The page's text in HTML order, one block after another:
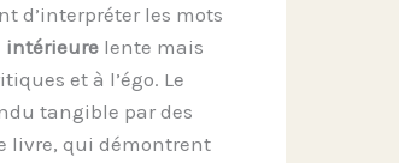
d’interpréter les mots
intérieure lente mais
et à l’égo. Le
tangible par des
livre, qui démontrent